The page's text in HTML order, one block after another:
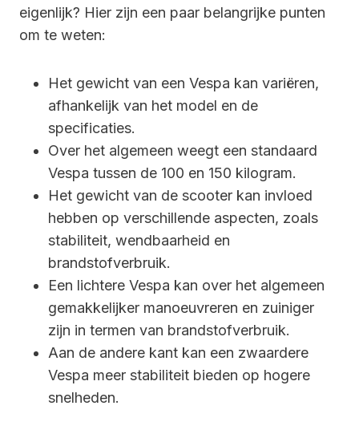
eigenlijk? Hier zijn een paar belangrijke punten
om te weten:
Het gewicht van een Vespa kan variëren,
afhankelijk van het model en de
specificaties.
Over het algemeen weegt een standaard
Vespa tussen de 100 en 150 kilogram.
Het gewicht van de scooter kan invloed
hebben op verschillende aspecten, zoals
stabiliteit, wendbaarheid en
brandstofverbruik.
Een lichtere Vespa kan over het algemeen
gemakkelijker manoeuvreren en zuiniger
zijn in termen van brandstofverbruik.
Aan de andere kant kan een zwaardere
Vespa meer stabiliteit bieden op hogere
snelheden.